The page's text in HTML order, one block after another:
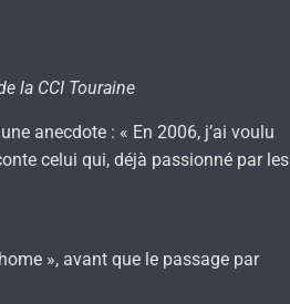
la CCI Touraine
anecdote : « En 2006, j’ai voulu
celui qui, déjà passionné par les
», avant que le passage par